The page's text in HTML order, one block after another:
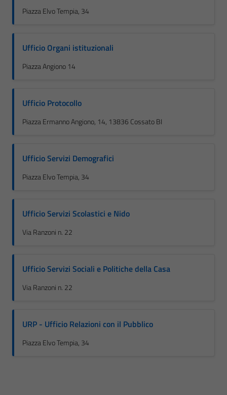
Piazza Elvo Tempia, 34
Ufficio Organi istituzionali
Piazza Angiono 14
Ufficio Protocollo
Piazza Ermanno Angiono, 14, 13836 Cossato BI
Ufficio Servizi Demografici
Piazza Elvo Tempia, 34
Ufficio Servizi Scolastici e Nido
Via Ranzoni n. 22
Ufficio Servizi Sociali e Politiche della Casa
Via Ranzoni n. 22
URP - Ufficio Relazioni con il Pubblico
Piazza Elvo Tempia, 34